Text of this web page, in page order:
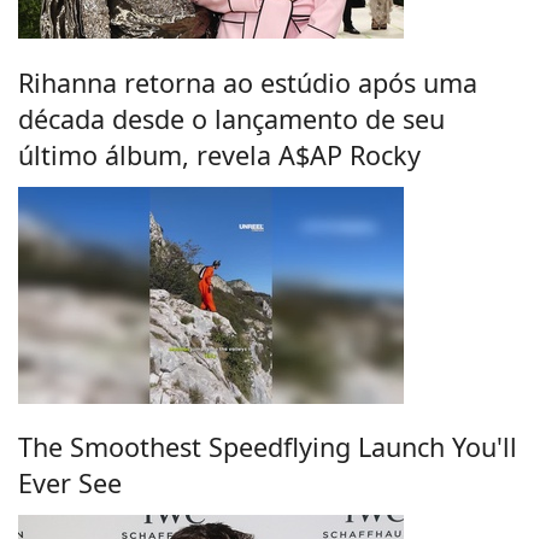
Rihanna retorna ao estúdio após uma
década desde o lançamento de seu
último álbum, revela A$AP Rocky
The Smoothest Speedflying Launch You'll
Ever See